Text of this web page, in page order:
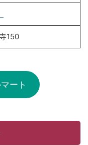
150
ート